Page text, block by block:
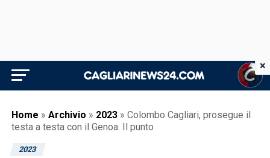
Home » Archivio » 2023 » Colombo Cagliari, prosegue il
testa a testa con il Genoa. Il punto
2023
×